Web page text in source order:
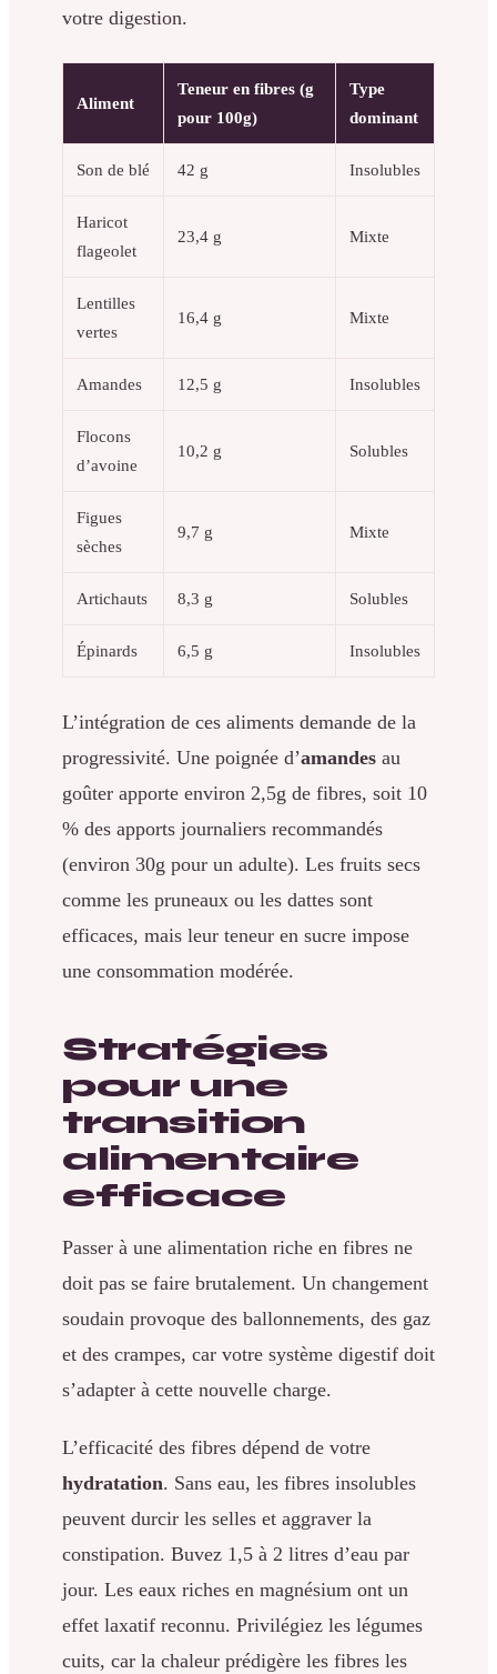
votre digestion.
Aliment
Teneur en fibres (g
pour 100g)
Type
dominant
Son de blé 42 g Insolubles
Haricot
flageolet
23,4 g Mixte
Lentilles
vertes
16,4 g Mixte
Amandes 12,5 g Insolubles
Flocons
d’avoine
10,2 g Solubles
Figues
sèches
9,7 g Mixte
Artichauts 8,3 g Solubles
Épinards 6,5 g Insolubles
L’intégration de ces aliments demande de la
progressivité. Une poignée d’amandes au
goûter apporte environ 2,5g de fibres, soit 10
% des apports journaliers recommandés
(environ 30g pour un adulte). Les fruits secs
comme les pruneaux ou les dattes sont
efficaces, mais leur teneur en sucre impose
une consommation modérée.
Stratégies
pour une
transition
alimentaire
efficace
Passer à une alimentation riche en fibres ne
doit pas se faire brutalement. Un changement
soudain provoque des ballonnements, des gaz
et des crampes, car votre système digestif doit
s’adapter à cette nouvelle charge.
L’efficacité des fibres dépend de votre
hydratation. Sans eau, les fibres insolubles
peuvent durcir les selles et aggraver la
constipation. Buvez 1,5 à 2 litres d’eau par
jour. Les eaux riches en magnésium ont un
effet laxatif reconnu. Privilégiez les légumes
cuits, car la chaleur prédigère les fibres les